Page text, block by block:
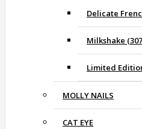
Delicate
Milkshake
Limited
MOLLY NAILS
CAT EYE